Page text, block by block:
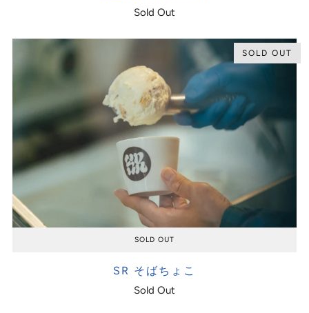
Sold Out
SOLD OUT
SOLD OUT
SR そばちょこ
Sold Out